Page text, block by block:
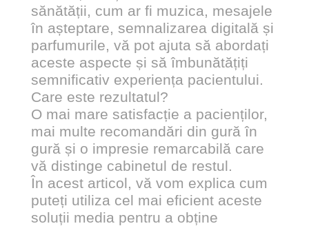
sănătății, cum ar fi muzica, mesajele
în așteptare, semnalizarea digitală și
parfumurile, vă pot ajuta să abordați
aceste aspecte și să îmbunătățiți
semnificativ experiența pacientului.
Care este rezultatul?
O mai mare satisfacție a pacienților,
mai multe recomandări din gură în
gură și o impresie remarcabilă care
vă distinge cabinetul de restul.
În acest articol, vă vom explica cum
puteți utiliza cel mai eficient aceste
soluții media pentru a obține